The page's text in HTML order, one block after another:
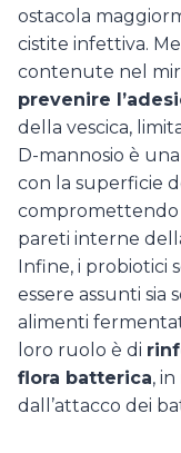
ostacola
cistite infettiva.
contenute nel
prevenire
della vescica,
D-mannosio è
con la superficie
compromettendo
pareti interne
Infine, i probiotici
essere assunti
alimenti
loro ruolo è di
flora batterica,
dall’attacco dei